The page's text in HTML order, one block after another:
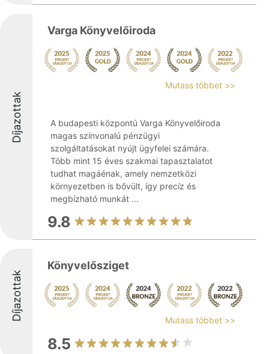
Díjazottak
Varga Könyvelőiroda
Mutass többet >>
A budapesti központú Varga Könyvelőiroda
magas színvonalú pénzügyi
szolgáltatásokat nyújt ügyfelei számára.
Több mint 15 éves szakmai tapasztalatot
tudhat magáénak, amely nemzetközi
környezetben is bővült, így precíz és
megbízható munkát ...
9.8
Díjazottak
Könyvelősziget
Mutass többet >>
8.5